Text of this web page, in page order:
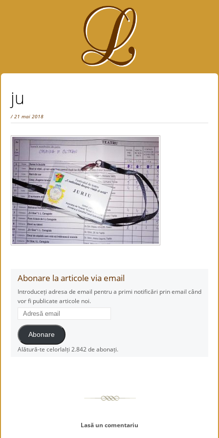
ju
/ 21 mai 2018
Abonare la articole via email
Introduceți adresa de email pentru a primi notificări prin email când
vor fi publicate articole noi.
Adresă
email
Abonare
Alătură-te celorlalți 2.842 de abonați.
Lasă un comentariu